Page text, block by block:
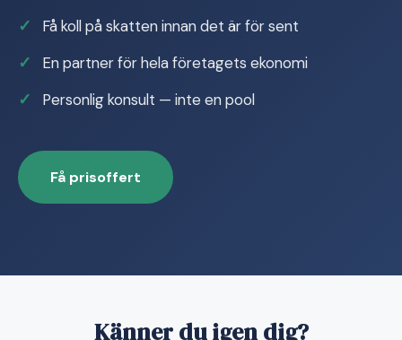
Få koll på skatten innan det är för sent
En partner för hela företagets ekonomi
Personlig konsult — inte en pool
Få prisoffert
Känner du igen dig?